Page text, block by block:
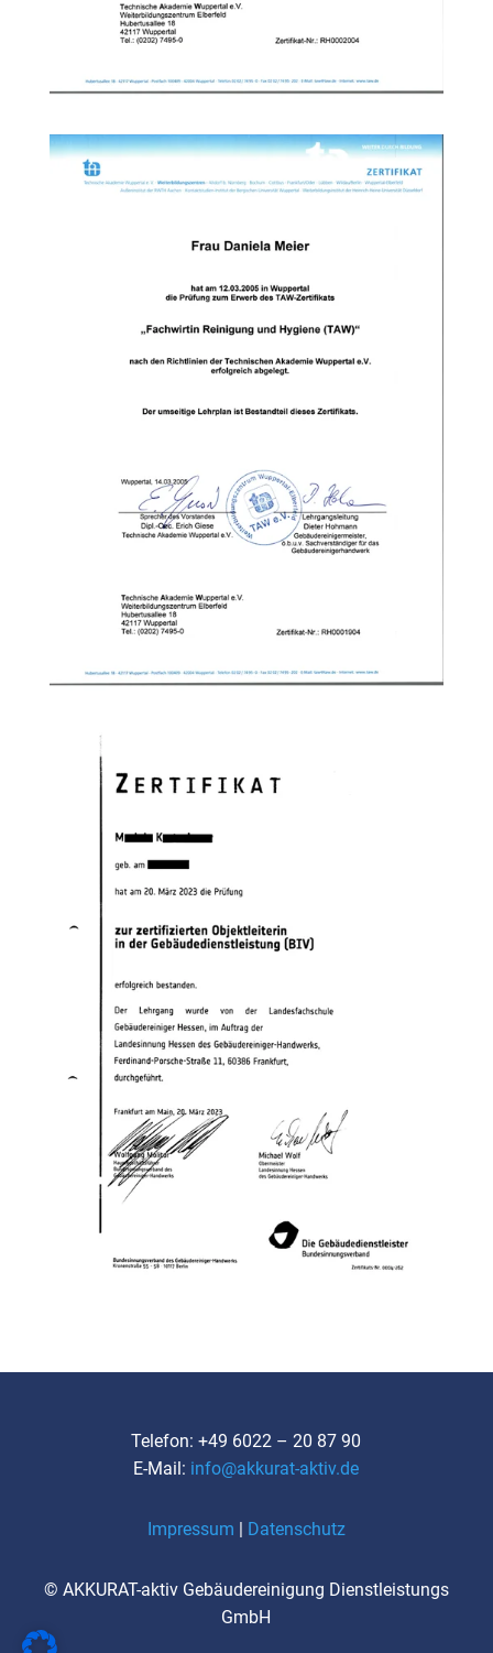
Tele­fon: +49 6022 – 20 87 90
E‑Mail: info@akkurat-aktiv.de
Impres­sum | Daten­schutz
© AKKU­RAT-aktiv Gebäu­de­rei­ni­gung Dienst­leis­tungs
GmbH